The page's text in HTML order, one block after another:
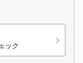
ック